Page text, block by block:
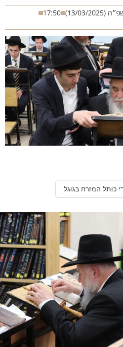
17:50
המזרח בגוגל